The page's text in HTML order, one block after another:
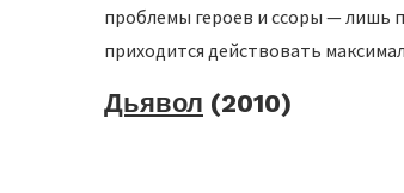
проблемы героев и ссоры — лишь
приходится действовать
Дьявол (2010)